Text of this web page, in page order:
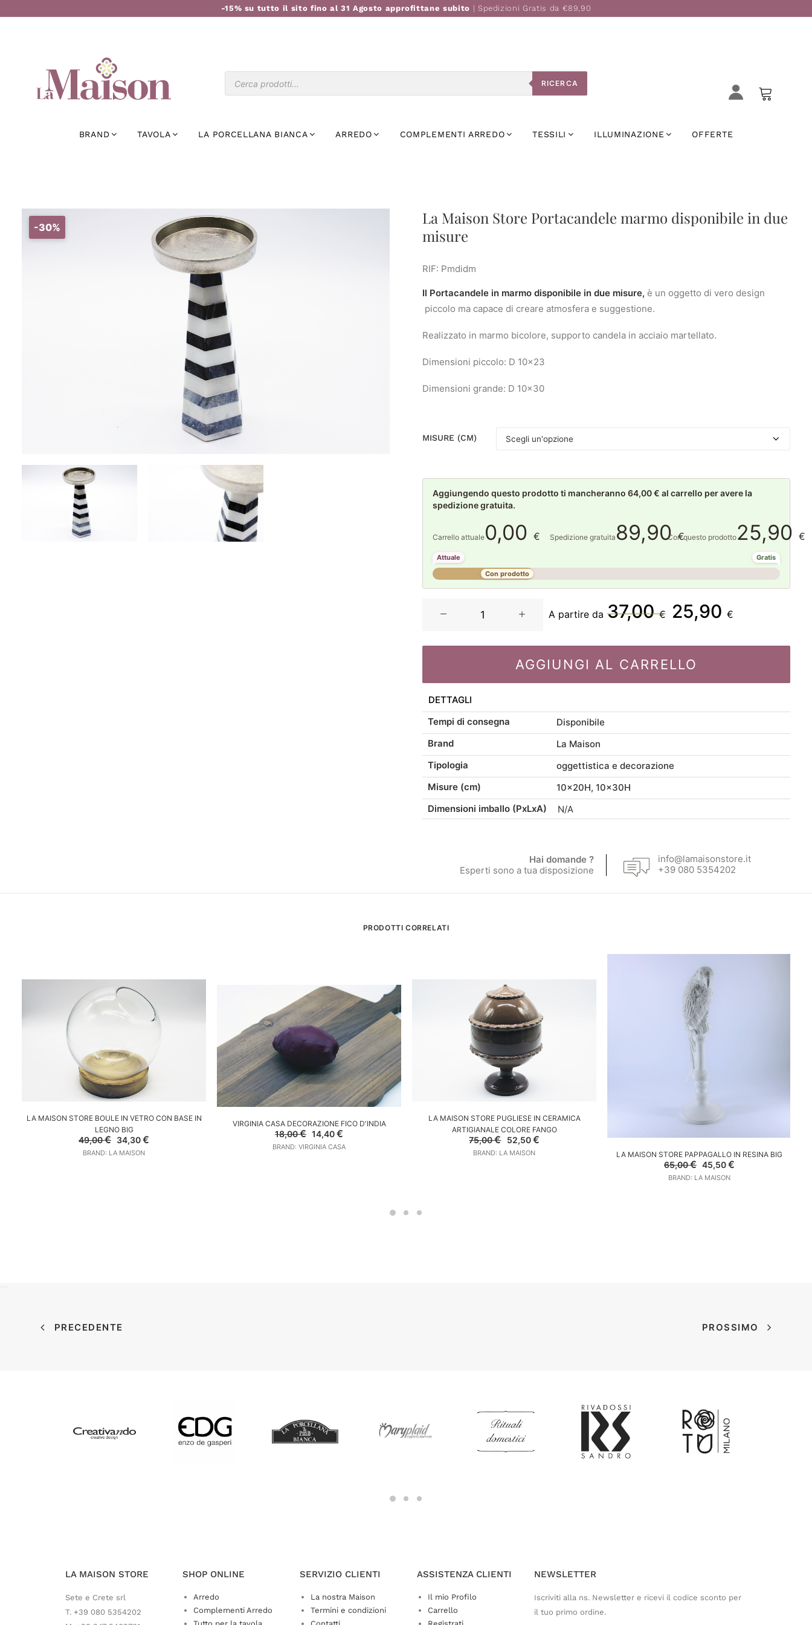
-15% su tutto il sito fino al 31 Agosto approfittane subito | Spedizioni Gratis da €89,90
RICERCA
BRAND TAVOLA LA PORCELLANA BIANCA ARREDO COMPLEMENTI ARREDO TESSILI ILLUMINAZIONE OFFERTE
-30%
La Maison Store Portacandele marmo disponibile in due
misure
RIF: Pmdidm
Il Portacandele in marmo disponibile in due misure, è un oggetto di vero design
piccolo ma capace di creare atmosfera e suggestione.
Realizzato in marmo bicolore, supporto candela in acciaio martellato.
Dimensioni piccolo: D 10×23
Dimensioni grande: D 10×30
MISURE (CM)
Aggiungendo questo prodotto ti mancheranno 64,00 € al carrello per avere la
spedizione gratuita.
Carrello attuale0,00 € Spedizione gratuita 89,90€
Con questo prodotto25,90 €
Attuale
Gratis
Con prodotto
Portacandele
misure
quantità
A partire da 37,00€ 25,90 €
AGGIUNGI AL CARRELLO
DETTAGLI
Tempi di consegna
Disponibile
Brand
La Maison
Tipologia
oggettistica e decorazione
Misure (cm)
10x20H, 10x30H
Dimensioni imballo (PxLxA)
N/A
Hai domande ?
Esperti sono a tua disposizione
info@lamaisonstore.it
+39 080 5354202
PRODOTTI CORRELATI
AGGIUNGI AL CARRELLO
LA MAISON STORE BOULE IN VETRO CON BASE IN
LEGNO BIG
49,00€ Il
prezzo
originale
34,30€
BRAND: LA MAISON
AGGIUNGI AL CARRELLO
VIRGINIA CASA DECORAZIONE FICO D'INDIA
18,00€ Il
prezzo
originale
14,40€
prezzo
attuale
BRAND: VIRGINIA CASA
AGGIUNGI AL CARRELLO
LA MAISON STORE PUGLIESE IN CERAMICA
ARTIGIANALE COLORE FANGO
75,00€
Il
prezzo
originale
52,50€Il
BRAND: LA MAISON AGGIUNGI AL CARRELLO
LA MAISON STORE PAPPAGALLO IN RESINA BIG
65,00€ Il
prezzo
originale
45,50€
BRAND: LA MAISON
PRECEDENTE PROSSIMO
LA MAISON STORE
Sete e Crete srl
T. +39 080 5354202
SHOP ONLINE
Arredo
Complementi Arredo
SERVIZIO CLIENTI
La nostra Maison
Termini e condizioni
ASSISTENZA CLIENTI
Il mio Profilo
Carrello
NEWSLETTER
Iscriviti alla ns. Newsletter e ricevi il codice sconto per
il tuo primo ordine.